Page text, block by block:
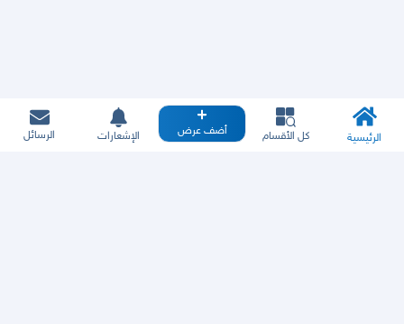
الرئيسية كل الأقسام أضف عرض الإشعارات الرسائل